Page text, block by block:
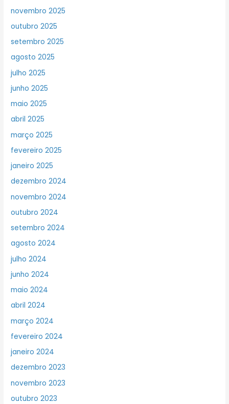
novembro 2025
outubro 2025
setembro 2025
agosto 2025
julho 2025
junho 2025
maio 2025
abril 2025
março 2025
fevereiro 2025
janeiro 2025
dezembro 2024
novembro 2024
outubro 2024
setembro 2024
agosto 2024
julho 2024
junho 2024
maio 2024
abril 2024
março 2024
fevereiro 2024
janeiro 2024
dezembro 2023
novembro 2023
outubro 2023